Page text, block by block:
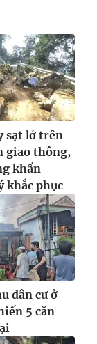
sạt lở trên
giao thông,
khẩn
khắc phục
dân cư ở
5 căn